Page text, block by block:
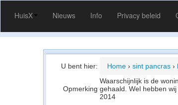
HuisX Nieuws Info Privacy beleid
U bent hier: Home › sint pancras ›
Opmerking
Waarschijnlijk is de
gehaald. Wel hebben
2014